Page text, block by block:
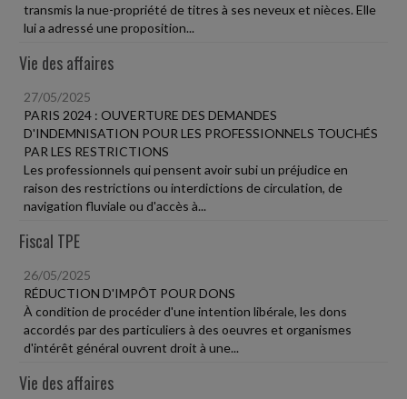
transmis la nue-propriété de titres à ses neveux et nièces. Elle
lui a adressé une proposition...
Vie des affaires
27/05/2025
PARIS 2024 : OUVERTURE DES DEMANDES
D'INDEMNISATION POUR LES PROFESSIONNELS TOUCHÉS
PAR LES RESTRICTIONS
Les professionnels qui pensent avoir subi un préjudice en
raison des restrictions ou interdictions de circulation, de
navigation fluviale ou d'accès à...
Fiscal TPE
26/05/2025
RÉDUCTION D'IMPÔT POUR DONS
À condition de procéder d'une intention libérale, les dons
accordés par des particuliers à des oeuvres et organismes
d'intérêt général ouvrent droit à une...
Vie des affaires